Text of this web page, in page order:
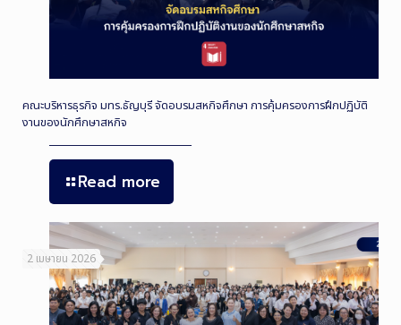
คณะบริหารธุรกิจ มทร.ธัญบุรี จัดอบรมสหกิจศึกษา การคุ้มครองการฝึกปฏิบัติ
งานของนักศึกษาสหกิจ
Read more
2 เมษายน 2026